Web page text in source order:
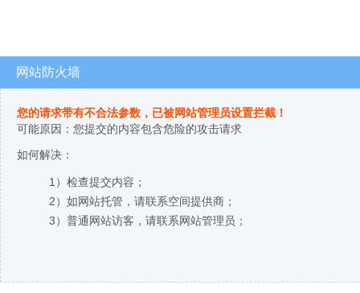
网站防火墙
您的请求带有不合法参数，已被网站管理员设置拦截！
可能原因：您提交的内容包含危险的攻击请求
如何解决：
1）检查提交内容；
2）如网站托管，请联系空间提供商；
3）普通网站访客，请联系网站管理员；